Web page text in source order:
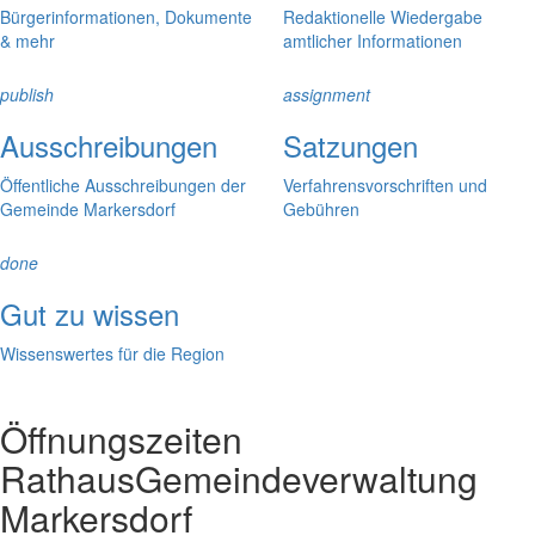
Bürgerinformationen, Dokumente
& mehr
Redaktionelle Wiedergabe
amtlicher Informationen
publish
Ausschreibungen
Öffentliche Ausschreibungen der
Gemeinde Markersdorf
assignment
Satzungen
Verfahrensvorschriften und
Gebühren
done
Gut zu wissen
Wissenswertes für die Region
Öffnungszeiten
RathausGemeindeverwaltung
Markersdorf